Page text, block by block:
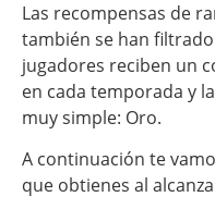
Las recompensas de
también se han
jugadores reciben un
en cada temporada y
muy simple: Oro.
A continuación te
que obtienes al